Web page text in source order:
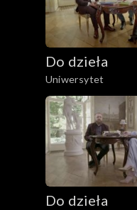
Do dzieła
Uniwersytet
Do dzieła